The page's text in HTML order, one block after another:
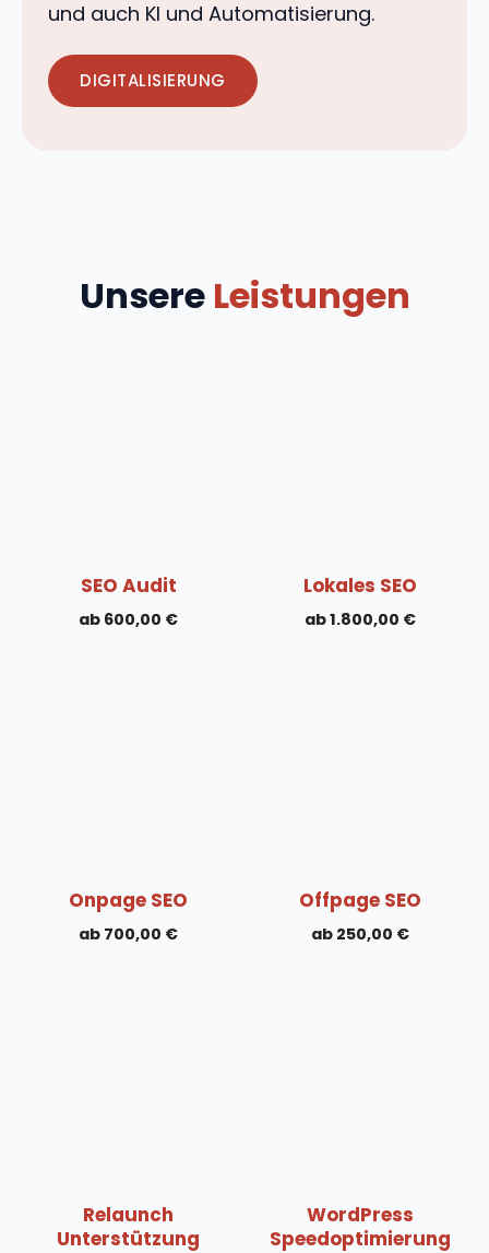
und auch KI und Automatisierung.
DIGITALISIERUNG
Unsere Leistungen
SEO Audit
600,00 €
Lokales SEO
1.800,00 €
Onpage SEO
700,00 €
Offpage SEO
250,00 €
Relaunch
Unterstützung
WordPress
Speedoptimierung